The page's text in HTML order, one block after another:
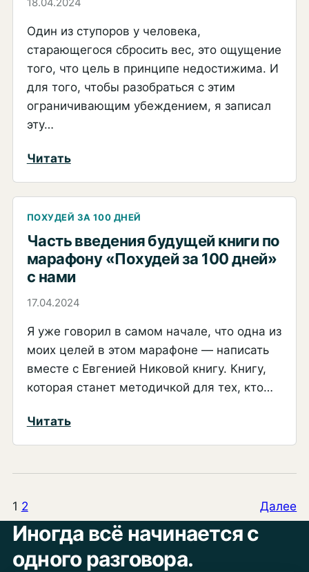
дней»
с
нами
Один из ступоров у человека,
старающегося сбросить вес, это ощущение
того, что цель в принципе недостижима. И
для того, чтобы разобраться с этим
ограничивающим убеждением, я записал
эту…
Читать:
й
день
марафона
«Похудей
за
100
с
нами.
И
гипнотическая
медитация
ПОХУДЕЙ ЗА 100 ДНЕЙ
Часть введения будущей книги по
марафону «Похудей за 100 дней»
с нами
17.04.2024
Я уже говорил в самом начале, что одна из
моих целей в этом марафоне — написать
вместе с Евгенией Никовой книгу. Книгу,
которая станет методичкой для тех, кто…
Читать:
по
марафону
«Похудей
1 2 Далее
Иногда всё начинается с
одного разговора.